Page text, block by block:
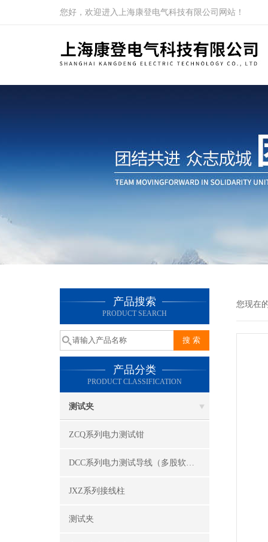
您好，欢迎进入上海康登电气科技有限公司网站！
产品搜索
PRODUCT SEARCH
产品分类
PRODUCT CLASSIFICATION
测试夹
ZCQ系列电力测试钳
DCC系列电力测试导线（多股软线）
JXZ系列接线柱
测试夹
您现在